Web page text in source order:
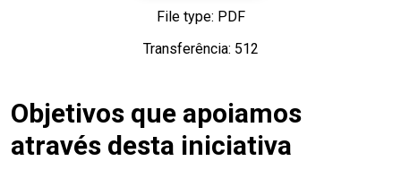
File type: PDF
Transferência: 512
Objetivos que apoiamos
através desta iniciativa